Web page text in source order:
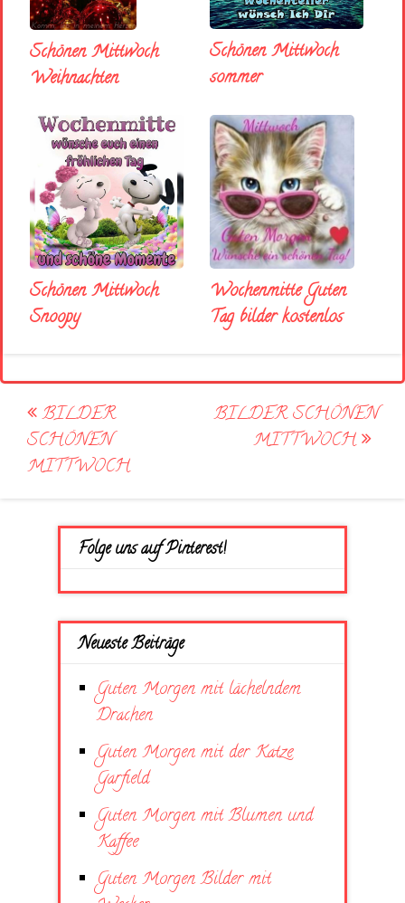
Schönen Mittwoch
Weihnachten
Schönen Mittwoch
sommer
Schönen Mittwoch
Snoopy
Wochenmitte Guten
Tag bilder kostenlos
Post
navigation
BILDER
SCHÖNEN
MITTWOCH
BILDER SCHÖNEN
MITTWOCH
Folge uns auf Pinterest!
Neueste Beiträge
Guten Morgen mit lächelndem
Drachen
Guten Morgen mit der Katze
Garfield
Guten Morgen mit Blumen und
Kaffee
Guten Morgen Bilder mit